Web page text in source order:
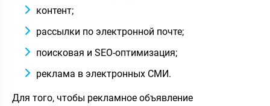
контент;
рассылки по электронной почте;
поисковая и SEO-оптимизация;
реклама в электронных СМИ.
Для того, чтобы рекламное объявление